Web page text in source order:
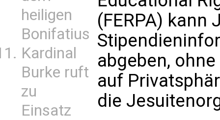
heiligen
Bonifatius
Kardinal
Burke ruft
zu
Einsatz
(FERPA) kann
abgeben,
auf
die